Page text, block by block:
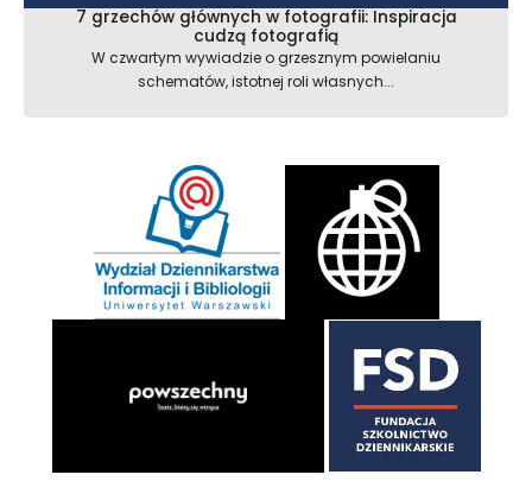
7 grzechów głównych w fotografii: Inspiracja
cudzą fotografią
W czwartym wywiadzie o grzesznym powielaniu
schematów, istotnej roli własnych...